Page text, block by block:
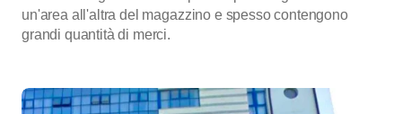
un'area all'altra del magazzino e spesso contengono
grandi quantità di merci.